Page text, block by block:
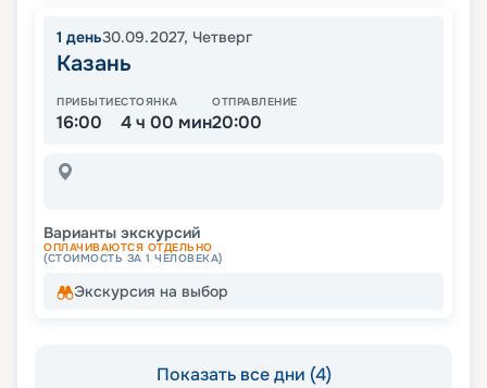
1 день30.09.2027, Четверг
Казань
ПРИБЫТИЕ
16:00
СТОЯНКА
4 ч 00 мин
ОТПРАВЛЕНИЕ
20:00
Варианты экскурсий
ОПЛАЧИВАЮТСЯ ОТДЕЛЬНО
(СТОИМОСТЬ ЗА 1 ЧЕЛОВЕКА)
Экскурсия на выбор
Показать все дни (4)